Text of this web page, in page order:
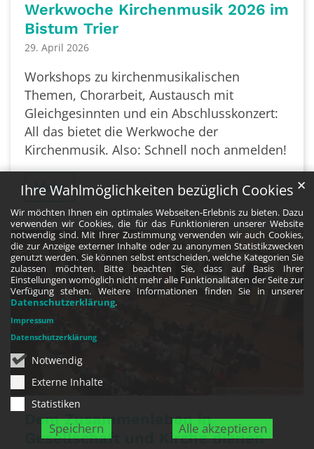
Ihre Wahlmöglichkeiten bezüglich Cookies
Wir möchten Ihnen ein optimales Webseiten-Erlebnis zu bieten. Dazu
verwenden wir Cookies, die für das Funktionieren unserer Website
notwendig sind. Mit Ihrer Zustimmung verwenden wir auch Cookies,
die zur Anzeige externer Inhalte oder zu anonymen Statistikzwecken
genutzt werden. Sie können selbst entscheiden, welche Kategorien Sie
zulassen möchten. Bitte beachten Sie, dass auf Basis Ihrer
Einstellungen womöglich nicht mehr alle Funktionalitäten der Seite zur
Verfügung stehen. Weitere Informationen finden Sie in unserer
Datenschutzerklärung.
Notwendig
Externe Inhalte
Statistiken
Speichern Alle akzeptieren
✕
Impressum
Datenschutzerklärung
Werkwoche Kirchenmusik 2026 im
Bistum Trier
29. April 2026
Workshops zu kirchenmusikalischen
Themen, Chorarbeit, Austausch mit
Gleichgesinnten und ein Abschlusskonzert:
All das bietet die Werkwoche der
Kirchenmusik. Also: Schnell noch anmelden!
Mehr
Dem Zusammenleben in
Gesellschaft und Kirche dienen